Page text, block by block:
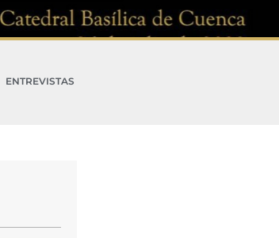
ENTREVISTAS